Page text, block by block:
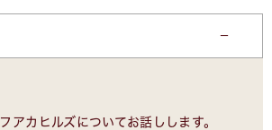
アカヒルズについてお話しします。